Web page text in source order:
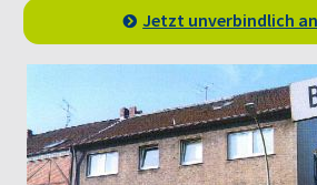
Jetzt unverbindlich